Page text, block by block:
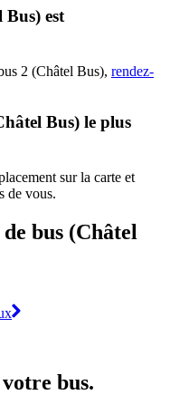
Bus) est
2 (Châtel Bus), rendez-
Bus) le plus
sur la carte et
de vous.
bus (Châtel
bus.